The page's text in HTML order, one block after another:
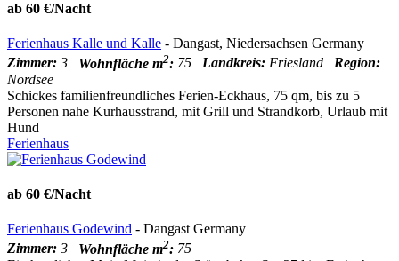
ab 60 €/Nacht
Ferienhaus Kalle und Kalle - Dangast, Niedersachsen Germany
Zimmer: 3 Wohnfläche m2: 75 Landkreis: Friesland Region:
Nordsee
Schickes familienfreundliches Ferien-Eckhaus, 75 qm, bis zu 5
Personen nahe Kurhausstrand, mit Grill und Strandkorb, Urlaub mit
Hund
Ferienhaus
ab 60 €/Nacht
Ferienhaus Godewind - Dangast Germany
Zimmer: 3 Wohnfläche m2: 75